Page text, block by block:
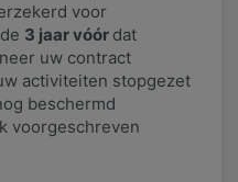
voor
3 jaar vóór dat
uw contract
activiteiten stopgezet
beschermd
voorgeschreven